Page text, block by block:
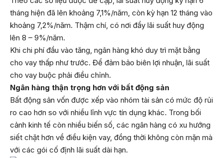
tháng hiện đã lên khoảng 7,1%/năm, còn kỳ hạn 12 tháng vào
khoảng 7,2%/năm. Thậm chí, có nơi đẩy lãi suất huy động
lên 8 – 9%/năm.
Khi chi phí đầu vào tăng, ngân hàng khó duy trì mặt bằng
cho vay thấp như trước. Để đảm bảo biên lợi nhuận, lãi suất
cho vay buộc phải điều chỉnh.
Ngân hàng thận trọng hơn với bất động sản
Bất động sản vốn được xếp vào nhóm tài sản có mức độ rủi
ro cao hơn so với nhiều lĩnh vực tín dụng khác. Trong bối
cảnh kinh tế còn nhiều biến số, các ngân hàng có xu hướng
siết chặt hơn về điều kiện vay, đồng thời không còn mặn mà
với các gói cố định lãi suất dài hạn.